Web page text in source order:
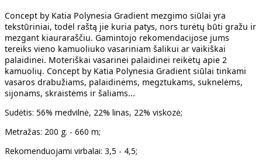
Concept by Katia Polynesia Gradient mezgimo siūlai yra
tekstūriniai, todėl raštą jie kuria patys, nors turėtų būti gražu ir
mezgant kiauraraščiu. Gamintojo rekomendacijose jums
tereiks vieno kamuoliuko vasariniam šalikui ar vaikiškai
palaidinei. Moteriškai vasarinei palaidinei reikėtų apie 2
kamuolių. Concept by Katia Polynesia Gradient siūlai tinkami
vasaros drabužiams, palaidinėms, megztukams, suknelėms,
sijonams, skraistėms ir šaliams...
Sudėtis: 56% medvilnė, 22% linas, 22% viskozė;
Metražas: 200 g. - 660 m;
Rekomenduojami virbalai: 3,5 - 4,5;